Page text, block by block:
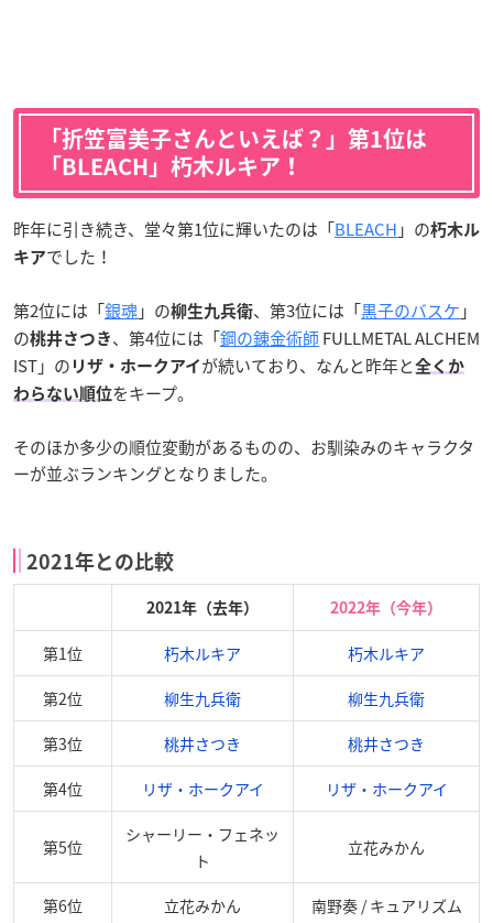
「折笠富美子さんといえば？」第1位は
「BLEACH」朽木ルキア！
昨年に引き続き、堂々第1位に輝いたのは「BLEACH 」の朽木ル
キアでした！
第2位には「銀魂」の柳生九兵衛、第3位には「黒子のバスケ 」
の桃井さつき 、第4位には「鋼の錬金術師FULLMETAL ALCHEM
IST」の リザ・ホークアイ が続いており、なんと昨年と全くか
わらない順位をキープ。
そのほか多少の順位変動があるものの、お馴染みのキャラクタ
ーが並ぶランキングとなりました。
2021年との比較
2021年（去年） 2022年（今年）
第1位 朽木ルキア 朽木ルキア
第2位 柳生九兵衛 柳生九兵衛
第3位 桃井さつき 桃井さつき
第4位 リザ・ホークアイ リザ・ホークアイ
第5位
シャーリー・フェネッ
ト
立花みかん
第6位 立花みかん 南野奏 / キュアリズム